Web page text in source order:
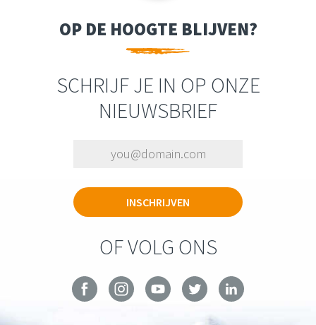
OP DE HOOGTE BLIJVEN?
SCHRIJF JE IN OP ONZE
NIEUWSBRIEF
OF VOLG ONS